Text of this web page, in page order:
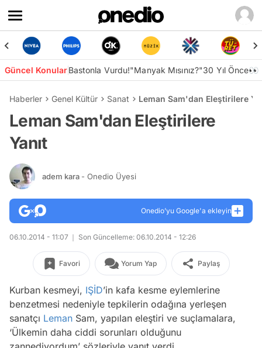
Güncel KonularBastonla Vurdu!"Manyak Mısınız?"30 Yıl Önce👀
Haberler Genel Kültür Sanat Leman Sam'dan Eleştirilere
Leman Sam'dan Eleştirilere
Yanıt
adem kara - Onedio Üyesi
Onedio’yu Google'a ekleyin
06.10.2014 - 11:07 Son Güncelleme: 06.10.2014 - 12:26
Favori Yorum Yap Paylaş
Kurban kesmeyi, IŞİD’in kafa kesme eylemlerine
benzetmesi nedeniyle tepkilerin odağına yerleşen
sanatçı Leman Sam, yapılan eleştiri ve suçlamalara,
‘Ülkemin daha ciddi sorunları olduğunu